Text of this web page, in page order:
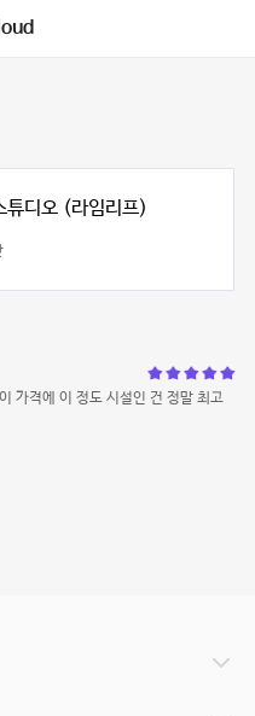
튜디오 (라임리프)
가격에 이 정도 시설인 건 정말 최고